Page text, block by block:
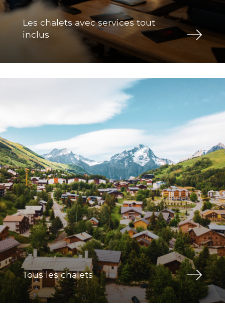
Les chalets avec services tout
inclus
Tous les chalets